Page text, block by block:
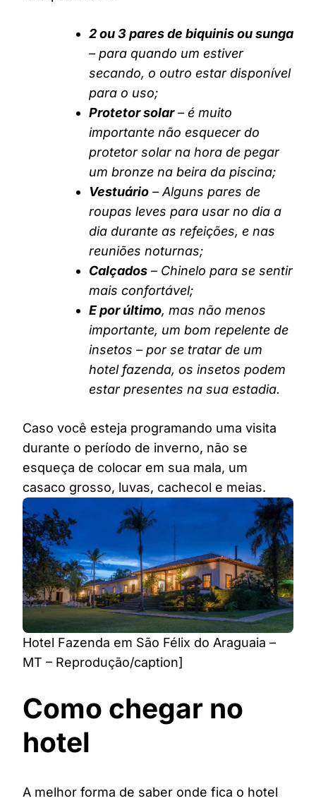
2 ou 3 pares de biquinis ou sunga
– para quando um estiver
secando, o outro estar disponível
para o uso;
Protetor solar– é muito
importante não esquecer do
protetor solar na hora de pegar
um bronze na beira da piscina;
Vestuário – Alguns pares de
roupas leves para usar no dia a
dia durante as refeições, e nas
reuniões noturnas;
Calçados – Chinelo para se sentir
mais confortável;
E por último, mas não menos
importante, um bom repelente de
insetos – por se tratar de um
hotel fazenda, os insetos podem
estar presentes na sua estadia.
Caso você esteja programando uma visita
durante o período de inverno, não se
esqueça de colocar em sua mala, um
casaco grosso, luvas, cachecol e meias.
Hotel Fazenda em São Félix do Araguaia –
MT – Reprodução/caption]
Como chegar no
hotel
A melhor forma de saber onde fica o hotel